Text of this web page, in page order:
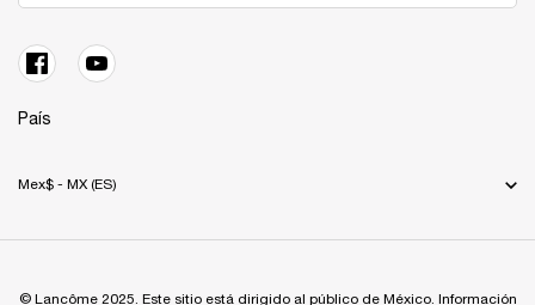
País
Mex$ - MX (ES)
© Lancôme 2025. Este sitio está dirigido al público de México. Información